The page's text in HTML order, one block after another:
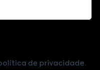
de privacidade.